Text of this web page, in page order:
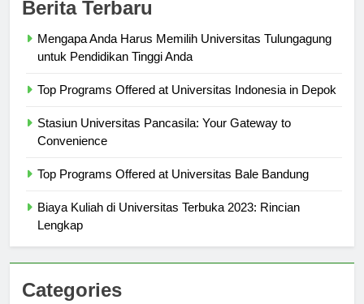
Mengapa Anda Harus Memilih Universitas Tulungagung
Stasiun Universitas Pancasila: Your Gateway to
Biaya Kuliah di Universitas Terbuka 2023: Rincian